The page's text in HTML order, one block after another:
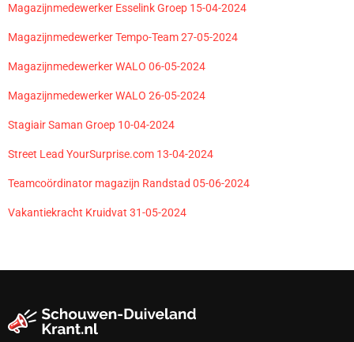
Magazijnmedewerker Esselink Groep 15-04-2024
Magazijnmedewerker Tempo-Team 27-05-2024
Magazijnmedewerker WALO 06-05-2024
Magazijnmedewerker WALO 26-05-2024
Stagiair Saman Groep 10-04-2024
Street Lead YourSurprise.com 13-04-2024
Teamcoördinator magazijn Randstad 05-06-2024
Vakantiekracht Kruidvat 31-05-2024